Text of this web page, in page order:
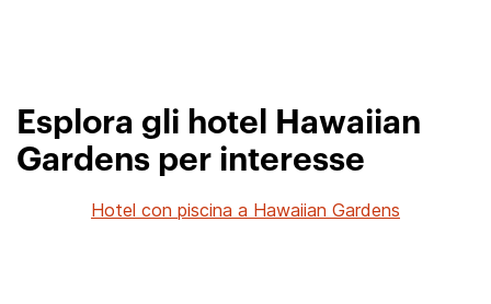
Esplora gli hotel Hawaiian
Gardens per interesse
Hotel con piscina a Hawaiian Gardens